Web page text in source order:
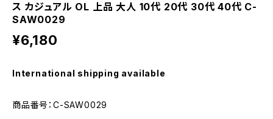
ス カジュアル OL 上品 大人 10代 20代 30代 40代 C-
SAW0029
¥6,180
International shipping available
商品番号：C-SAW0029